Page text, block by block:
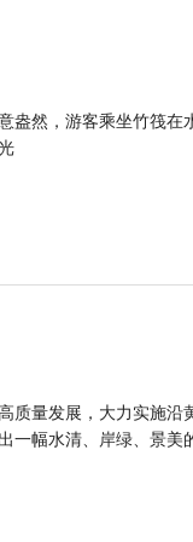
盎然，游客乘坐竹筏在
质量发展，大力实施沿
一幅水清、岸绿、景美